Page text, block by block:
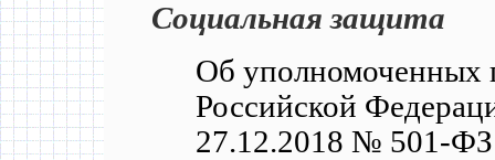
Социальная защита
Об уполномоченных
Российской
27.12.2018 № 501-ФЗ